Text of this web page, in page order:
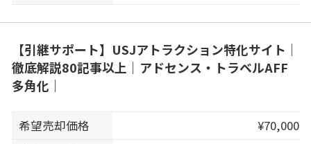
【引継サポート】USJアトラクション特化サイト｜
徹底解説80記事以上｜アドセンス・トラベルAFF
多角化｜
希望売却価格
¥70,000